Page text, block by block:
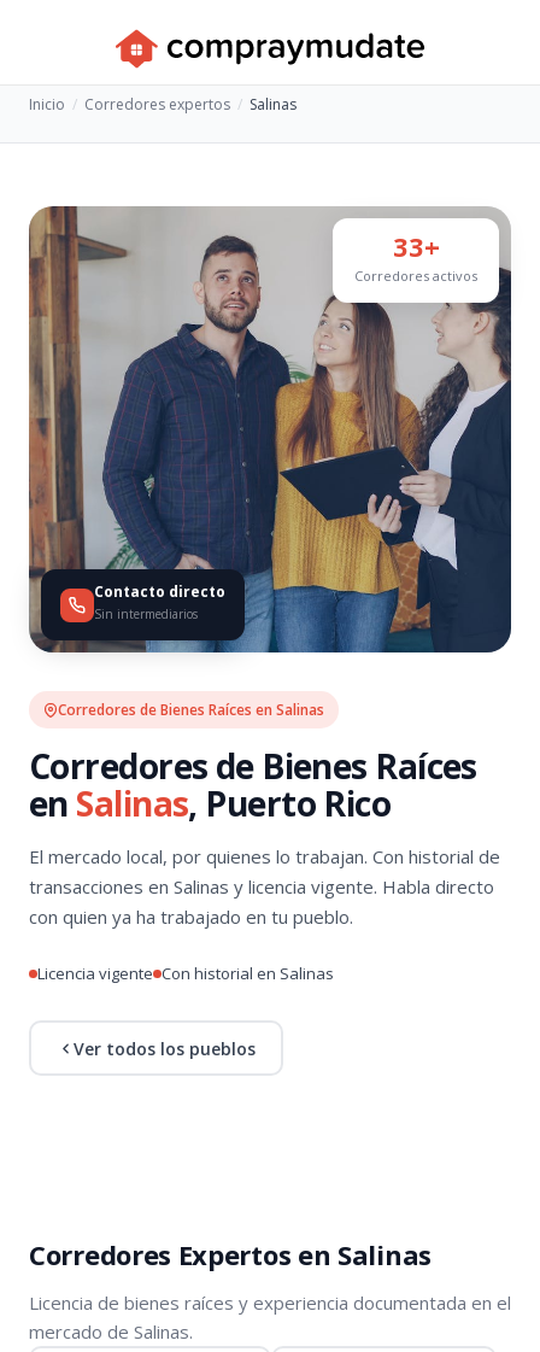
Inicio Corredores expertos Salinas
Corredores de Bienes Raíces en Salinas
Corredores de Bienes Raíces
en Salinas, Puerto Rico
El mercado local, por quienes lo trabajan. Con historial de
transacciones en Salinas y licencia vigente. Habla directo
con quien ya ha trabajado en tu pueblo.
Licencia vigente Con historial en Salinas
Ver todos los pueblos
33+
Corredores activos
Contacto directo
Sin intermediarios
Corredores Expertos en Salinas
Licencia de bienes raíces y experiencia documentada en el
mercado de Salinas.